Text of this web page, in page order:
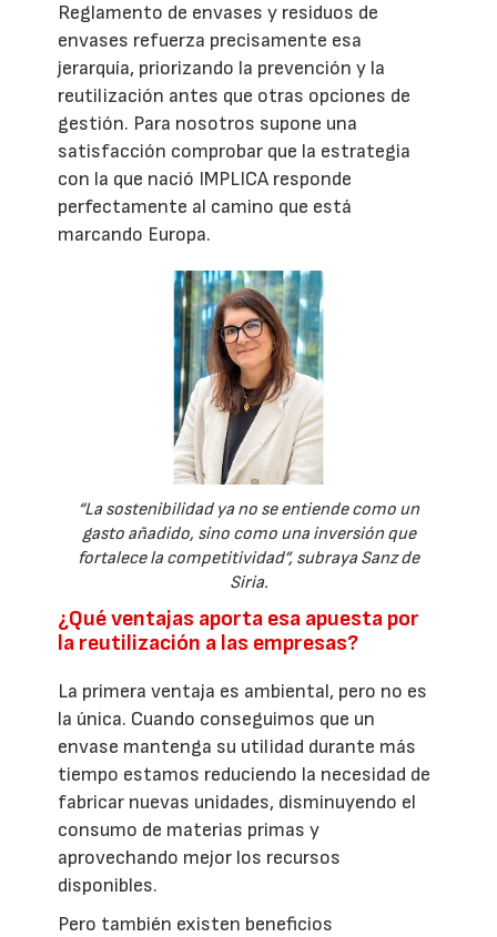
Reglamento de envases y residuos de
envases refuerza precisamente esa
jerarquía, priorizando la prevención y la
reutilización antes que otras opciones de
gestión. Para nosotros supone una
satisfacción comprobar que la estrategia
con la que nació IMPLICA responde
perfectamente al camino que está
marcando Europa.
“La sostenibilidad ya no se entiende como un
gasto añadido, sino como una inversión que
fortalece la competitividad”, subraya Sanz de
Siria.
¿Qué ventajas aporta esa apuesta por
la reutilización a las empresas?
La primera ventaja es ambiental, pero no es
la única. Cuando conseguimos que un
envase mantenga su utilidad durante más
tiempo estamos reduciendo la necesidad de
fabricar nuevas unidades, disminuyendo el
consumo de materias primas y
aprovechando mejor los recursos
disponibles.
Pero también existen beneficios